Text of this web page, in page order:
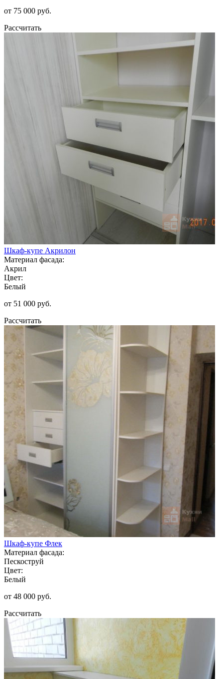
от 75 000 руб.
Рассчитать
Шкаф-купе Акрилон
Материал фасада:
Акрил
Цвет:
Белый
от 51 000 руб.
Рассчитать
Шкаф-купе Флек
Материал фасада:
Пескоструй
Цвет:
Белый
от 48 000 руб.
Рассчитать